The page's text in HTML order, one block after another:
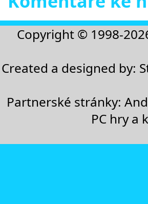
Copyright © 1998-
Created a designed by:
Partnerské stránky:
PC hry a